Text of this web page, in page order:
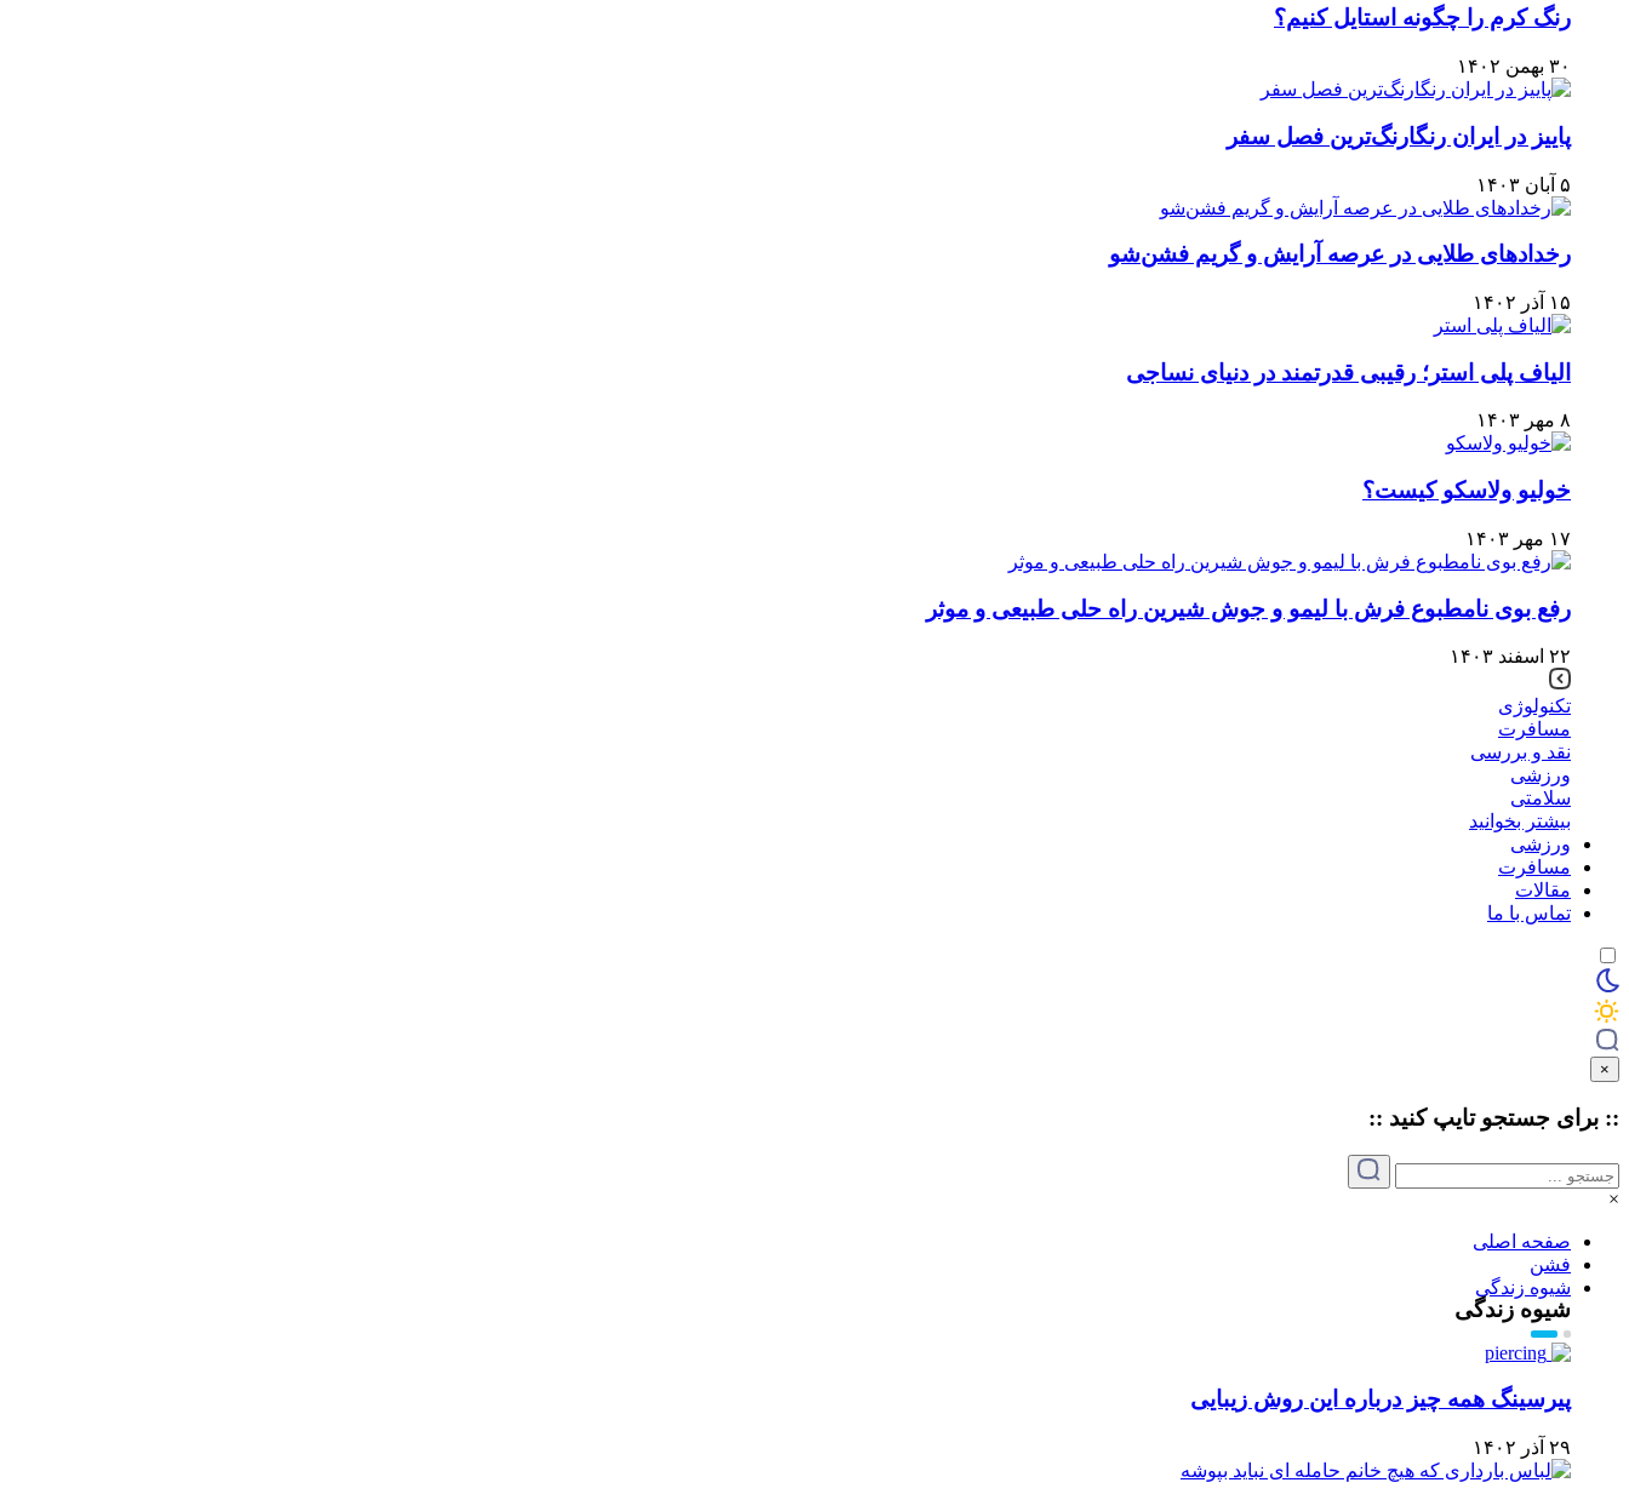
رنگ کرم را چگونه استایل کنیم؟
۳۰ بهمن ۱۴۰۲
پاییز در ایران رنگارنگ‌ترین فصل سفر
۵ آبان ۱۴۰۳
رخدادهای طلایی در عرصه آرایش و گریم فشن‌شو
۱۵ آذر ۱۴۰۲
الیاف پلی استر؛ رقیبی قدرتمند در دنیای نساجی
۸ مهر ۱۴۰۳
خولیو ولاسکو کیست؟
۱۷ مهر ۱۴۰۳
رفع بوی نامطبوع فرش با لیمو و جوش شیرین راه حلی طبیعی و موثر
۲۲ اسفند ۱۴۰۳
تکنولوژی
مسافرت
نقد و بررسی
ورزشی
سلامتی
بیشتر بخوانید
ورزشی
مسافرت
مقالات
تماس با ما
×
:: برای جستجو تایپکنید ::
×
صفحه اصلی
فشن
شیوه زندگی
شیوه زندگی
پیرسینگ همه چیز درباره این روش زیبایی
۲۹ آذر ۱۴۰۲